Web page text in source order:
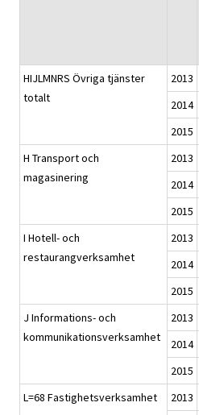
HIJLMNRS Övriga tjänster
totalt
2013
2014
2015
H Transport och
magasinering
2013
2014
2015
I Hotell- och
restaurangverksamhet
2013
2014
2015
J Informations- och
kommunikationsverksamhet
2013
2014
2015
L=68 Fastighetsverksamhet
2013